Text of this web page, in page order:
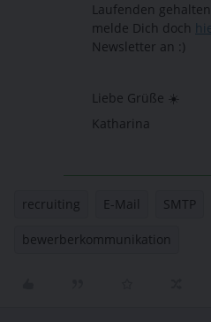
Laufenden
melde Dich doch
Newsletter an :)
Liebe Grüße ☀️
Katharina
recruiting E-Mail SMTP
bewerberkommunikation